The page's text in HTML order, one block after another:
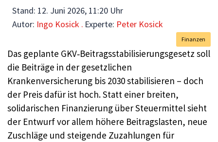
Stand: 12. Juni 2026, 11:20 Uhr
Autor: Ingo Kosick . Experte: Peter Kosick
Finanzen
Das geplante GKV‑Beitragsstabilisierungsgesetz soll
die Beiträge in der gesetzlichen
Krankenversicherung bis 2030 stabilisieren – doch
der Preis dafür ist hoch. Statt einer breiten,
solidarischen Finanzierung über Steuermittel sieht
der Entwurf vor allem höhere Beitragslasten, neue
Zuschläge und steigende Zuzahlungen für